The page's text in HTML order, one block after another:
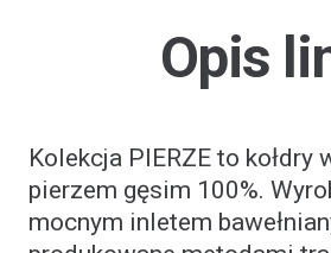
Opis
Kolekcja PIERZE to kołdry
pierzem gęsim 100%.
mocnym inletem